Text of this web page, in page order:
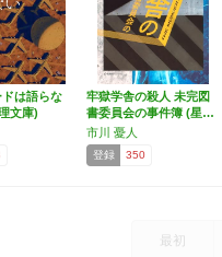
は語らな
文庫)
牢獄学舎の殺人 未完図
書委員会の事件簿 (星…
市川 憂人
登録 350
最初